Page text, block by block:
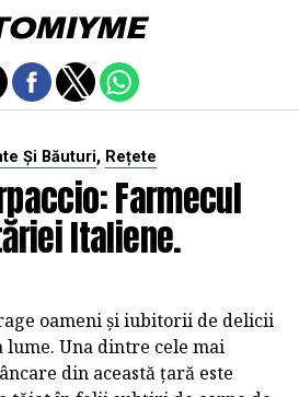
Și Băuturi, Rețete
Farmecul
Italiene.
oameni și iubitorii de delicii
Una dintre cele mai
din această țară este